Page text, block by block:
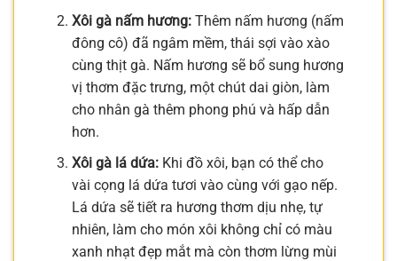
Xôi gà nấm hương:Thêm nấm hương (nấm
đông cô) đã ngâm mềm, thái sợi vào xào
cùng thịt gà. Nấm hương sẽ bổ sung hương
vị thơm đặc trưng, một chút dai giòn, làm
cho nhân gà thêm phong phú và hấp dẫn
hơn.
Xôi gà lá dứa:Khi đồ xôi, bạn có thể cho
vài cọng lá dứa tươi vào cùng với gạo nếp.
Lá dứa sẽ tiết ra hương thơm dịu nhẹ, tự
nhiên, làm cho món xôi không chỉ có màu
xanh nhạt đẹp mắt mà còn thơm lừng mùi